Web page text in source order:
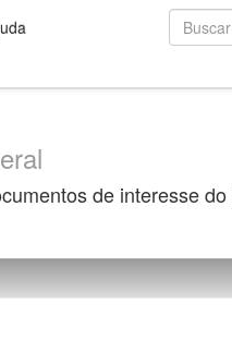
de interesse